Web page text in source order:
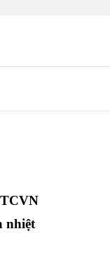
nhiệt